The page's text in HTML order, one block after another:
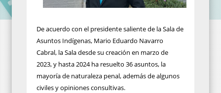
De acuerdo con el presidente saliente de la Sala de
Asuntos Indígenas, Mario Eduardo Navarro
Cabral, la Sala desde su creación en marzo de
2023, y hasta 2024 ha resuelto 36 asuntos, la
mayoría de naturaleza penal, además de algunos
civiles y opiniones consultivas.